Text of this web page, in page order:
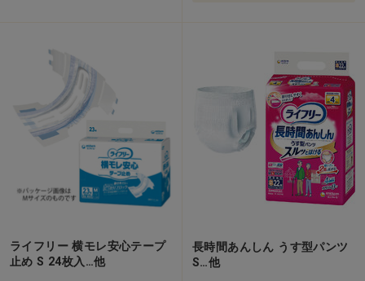
ライフリー 横モレ安心テープ
止め S 24枚入…他
長時間あんしん うす型パンツ
S…他